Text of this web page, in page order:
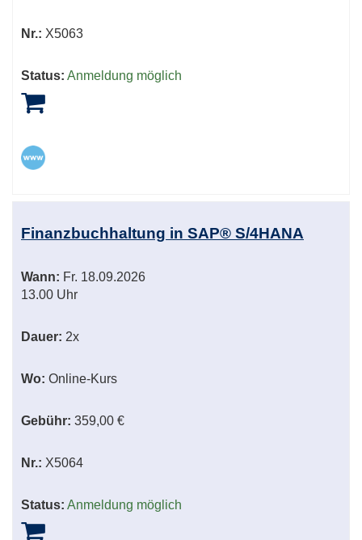
Nr.: X5063
Status: Anmeldung möglich
Finanzbuchhaltung in SAP® S/4HANA
Wann: Fr. 18.09.2026
13.00 Uhr
Dauer: 2x
Wo: Online-Kurs
Gebühr: 359,00 €
Nr.: X5064
Status: Anmeldung möglich